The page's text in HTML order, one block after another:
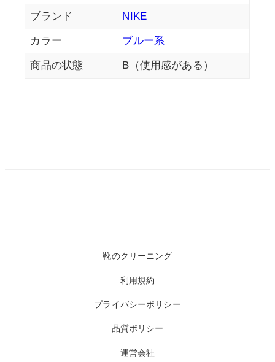
ブランド NIKE
カラー ブルー系
商品の状態 B（使用感がある）
靴のクリーニング
利用規約
プライバシーポリシー
品質ポリシー
運営会社